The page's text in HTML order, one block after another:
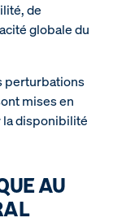
de
globale du
perturbations
mises en
disponibilité
AU